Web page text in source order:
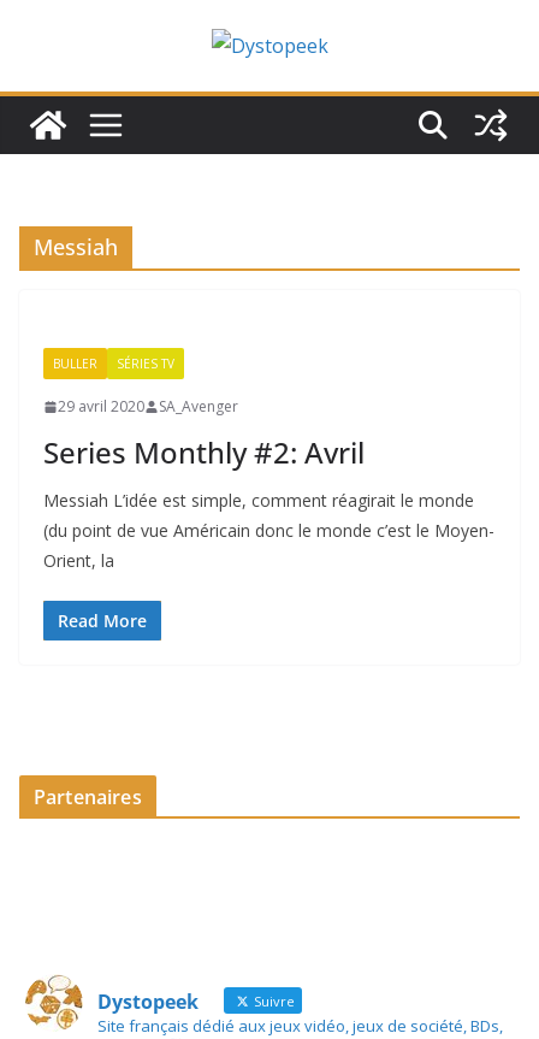
Messiah
BULLER SÉRIES TV
29 avril 2020 SA_Avenger
Series Monthly #2: Avril
Messiah L’idée est simple, comment réagirait le monde
(du point de vue Américain donc le monde c’est le Moyen-
Orient, la
Read More
Partenaires
Dystopeek Suivre
Site français dédié aux jeux vidéo, jeux de société, BDs,